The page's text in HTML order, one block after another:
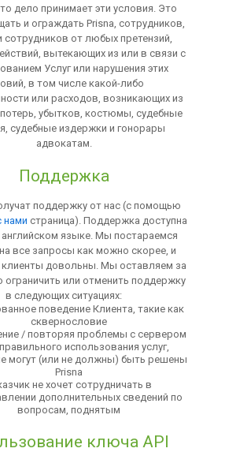
дело принимает эти условия. Это
и ограждать Prisna, сотрудников,
сотрудников от любых претензий,
вытекающих из или в связи с
Услуг или нарушения этих
в том числе какой-либо
или расходов, возникающих из
потерь, убытков, костюмы, судебные
судебные издержки и гонорары
адвокатам.
Поддержка
поддержку от нас (с помощью
нами страница). Поддержка доступна
языке. Мы постараемся
все запросы как можно скорее, и
довольны. Мы оставляем за
ограничить или отменить поддержку
в следующих ситуациях:
поведение Клиента, такие как
сквернословие
/ повторяя проблемы с сервером
использования услуг,
могут (или не должны) быть решены
Prisna
не хочет сотрудничать в
дополнительных сведений по
вопросам, поднятым
ключа API